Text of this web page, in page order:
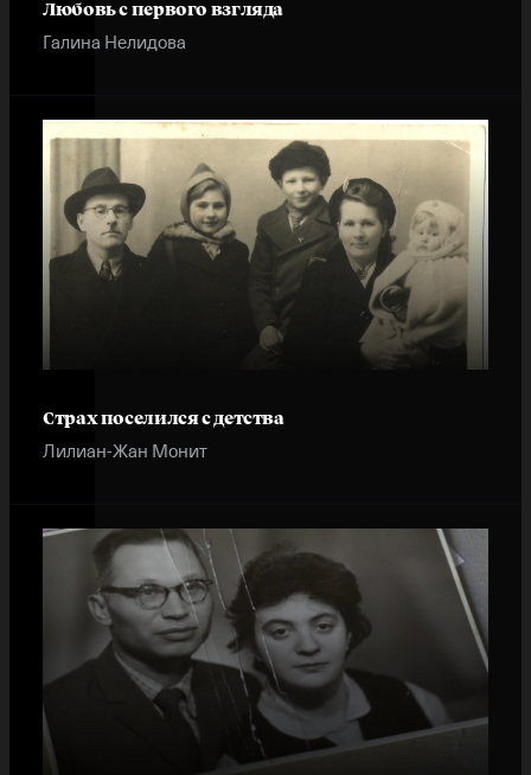
Любовь с первого взгляда
Галина Нелидова
Страх поселился с детства
Лилиан-Жан Монит